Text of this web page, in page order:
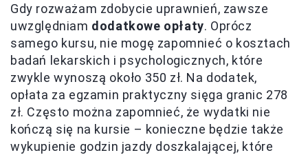
Gdy rozważam zdobycie uprawnień, zawsze
uwzględniam dodatkowe opłaty. Oprócz
samego kursu, nie mogę zapomnieć o kosztach
badań lekarskich i psychologicznych, które
zwykle wynoszą około 350 zł. Na dodatek,
opłata za egzamin praktyczny sięga granic 278
zł. Często można zapomnieć, że wydatki nie
kończą się na kursie – konieczne będzie także
wykupienie godzin jazdy doszkalającej, które